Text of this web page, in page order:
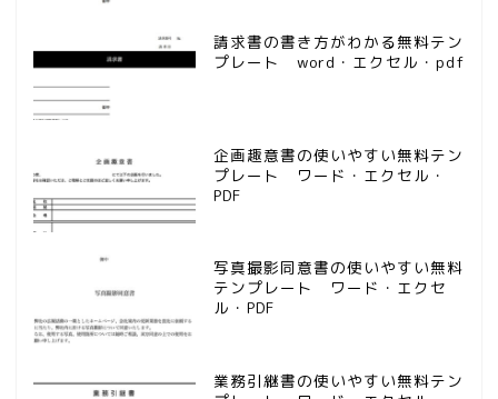
請求書の書き方がわかる無料テン
プレート word・エクセル・pdf
企画趣意書の使いやすい無料テン
プレート ワード・エクセル・
PDF
写真撮影同意書の使いやすい無料
テンプレート ワード・エクセ
ル・PDF
業務引継書の使いやすい無料テン